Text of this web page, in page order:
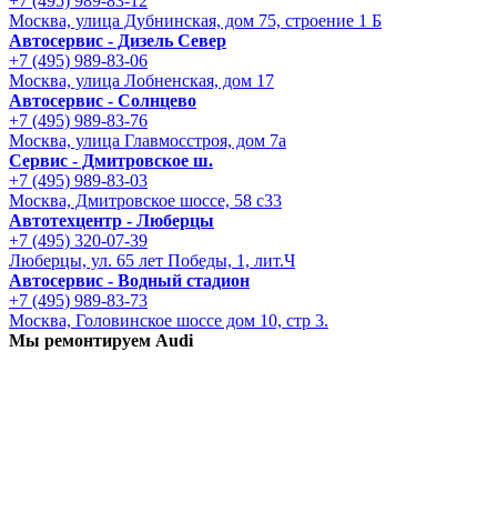
Москва, улица Дубнинская, дом 75, строение 1 Б
Автосервис - Дизель Север
+7 (495) 989-83-06
Москва, улица Лобненская, дом 17
Автосервис - Солнцево
+7 (495) 989-83-76
Москва, улица Главмосстроя, дом 7а
Сервис - Дмитровское ш.
+7 (495) 989-83-03
Москва, Дмитровское шоссе, 58 с33
Автотехцентр - Люберцы
+7 (495) 320-07-39
Люберцы, ул. 65 лет Победы, 1, лит.Ч
Автосервис - Водный стадион
+7 (495) 989-83-73
Москва, Головинское шоссе дом 10, стр 3.
Мы ремонтируем Audi